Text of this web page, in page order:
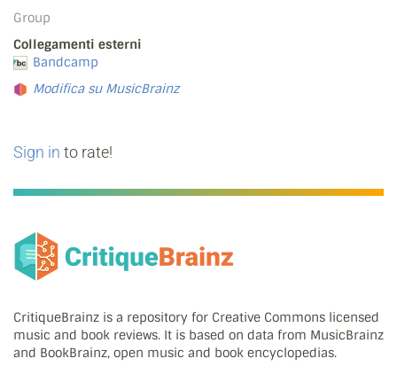
Group
Collegamenti esterni
Bandcamp
Modifica su MusicBrainz
Sign in to rate!
CritiqueBrainz is a repository for Creative Commons licensed
music and book reviews. It is based on data from MusicBrainz
and BookBrainz, open music and book encyclopedias.